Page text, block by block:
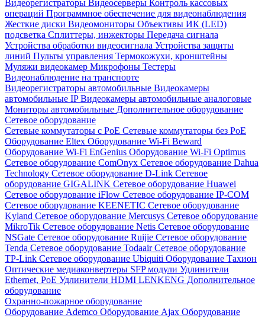
Видеорегистраторы Видеосерверы Контроль кассовых
операций Программное обеспечение для видеонаблюдения
Жесткие диски Видеомониторы Объективы ИК (LED)
подсветка Сплиттеры, инжекторы Передача сигнала
Устройства обработки видеосигнала Устройства защиты
линий Пульты управления Термокожухи, кронштейны
Муляжи видеокамер Микрофоны Тестеры
Видеонаблюдение на транспорте
Видеорегистраторы автомобильные Видеокамеры
автомобильные IPВидеокамеры автомобильные аналоговые
Мониторы автомобильные Дополнительное оборудование
Сетевое оборудование
Сетевые коммутаторы с РоЕ Сетевые коммутаторы без РоЕ
Оборудование Eltex Оборудование Wi-Fi Beward
Оборудование Wi-Fi EnGenius Оборудование Wi-Fi Optimus
Сетевое оборудование ComOnyx Сетевое оборудование Dahua
Technology Сетевое оборудование D-Link Сетевое
оборудование GIGALINK Сетевое оборудование Huawei
Сетевое оборудование iFlow Сетевое оборудование IP-COM
Сетевое оборудование KEENETIC Сетевое оборудование
Kyland Сетевое оборудование Mercusys Сетевое оборудование
MikroTik Сетевое оборудование Netis Сетевое оборудование
NSGate Сетевое оборудование Ruijie Сетевое оборудование
Tenda Сетевое оборудование TodaairСетевое оборудование
TP-Link Сетевое оборудование Ubiquiti Оборудование Тахион
Оптические медиаконвертеры SFP модули Удлинители
Ethernet, PoE Удлинители HDMI LENKENG Дополнительное
оборудование
Охранно-пожарное оборудование
Оборудование Ademco Оборудование Ajax Оборудование